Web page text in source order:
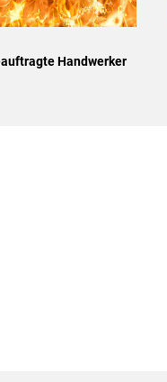
Handwerker